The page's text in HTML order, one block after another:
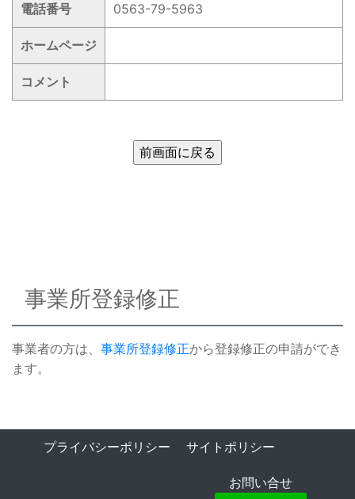
電話番号 0563-79-5963
ホームページ
コメント
事業所登録修正
事業者の方は、 事業所登録修正から登録修正の申請ができ
ます。
プライバシーポリシー サイトポリシー
お問い合せ